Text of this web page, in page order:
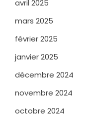
avril 2025
mars 2025
février 2025
janvier 2025
décembre 2024
novembre 2024
octobre 2024